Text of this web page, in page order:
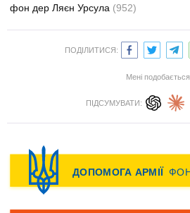
фон дер Ляєн Урсула (952)
ПОДІЛИТИСЯ:
Мені подобається
ПІДСУМУВАТИ: